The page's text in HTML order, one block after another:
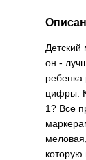
он -
цифры.
1? Все
которую